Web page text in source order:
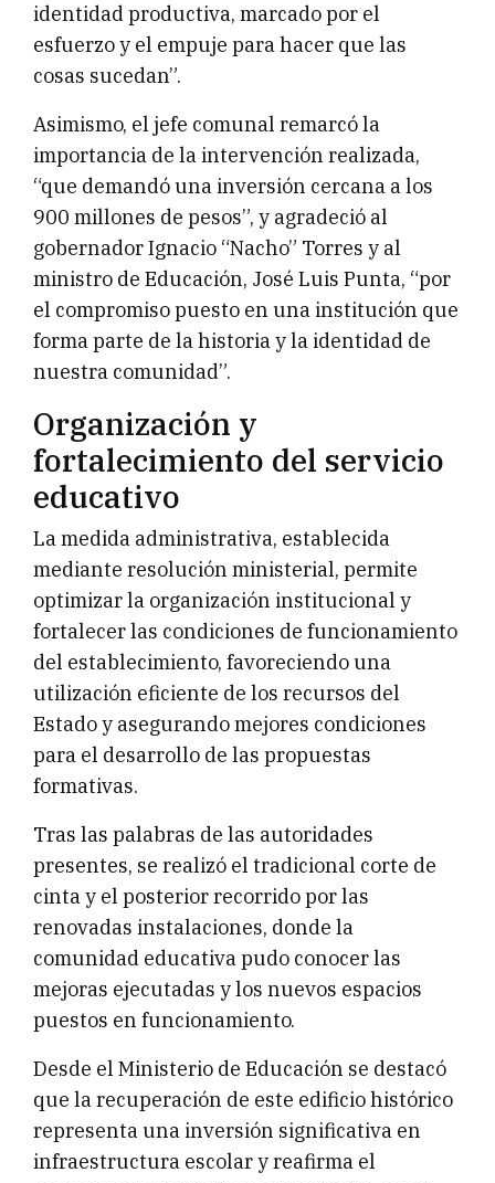
identidad productiva, marcado por el
esfuerzo y el empuje para hacer que las
cosas sucedan”.
Asimismo, el jefe comunal remarcó la
importancia de la intervención realizada,
“que demandó una inversión cercana a los
900 millones de pesos”, y agradeció al
gobernador Ignacio “Nacho” Torres y al
ministro de Educación, José Luis Punta, “por
el compromiso puesto en una institución que
forma parte de la historia y la identidad de
nuestra comunidad”.
Organización y
fortalecimiento del servicio
educativo
La medida administrativa, establecida
mediante resolución ministerial, permite
optimizar la organización institucional y
fortalecer las condiciones de funcionamiento
del establecimiento, favoreciendo una
utilización eficiente de los recursos del
Estado y asegurando mejores condiciones
para el desarrollo de las propuestas
formativas.
Tras las palabras de las autoridades
presentes, se realizó el tradicional corte de
cinta y el posterior recorrido por las
renovadas instalaciones, donde la
comunidad educativa pudo conocer las
mejoras ejecutadas y los nuevos espacios
puestos en funcionamiento.
Desde el Ministerio de Educación se destacó
que la recuperación de este edificio histórico
representa una inversión significativa en
infraestructura escolar y reafirma el